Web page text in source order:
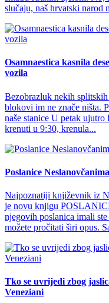
slučaju, naš hrvatski narod
Osamnaestica kasnila
vozila
Bezobrazluk nekih
blokovi im ne znače ništa.
naše stanice U petak ujutro
krenuti u 9:30, krenula...
Poslanice
Najpoznatiji književnik iz
je novu knjigu
njegovih poslanica imali
možete pročitati širi opus.
Tko se uvrijedi zbog
Veneziani